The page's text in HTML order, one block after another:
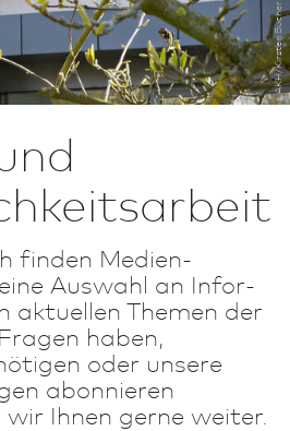
AKH/Kirsten Bucher
finden Medien­
Aus­wahl an In­for­
aktuellen Themen der
haben,
oder unsere
abonnieren
Ihnen gerne weiter.